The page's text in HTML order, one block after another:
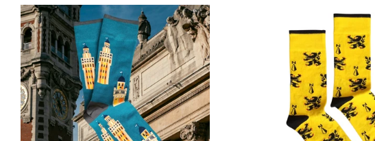
Prix
Prix